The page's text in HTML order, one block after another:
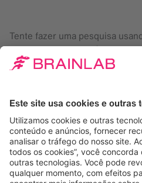
Tente fazer uma pesquisa
superior direito da página, ou
contact@brainlab.com .